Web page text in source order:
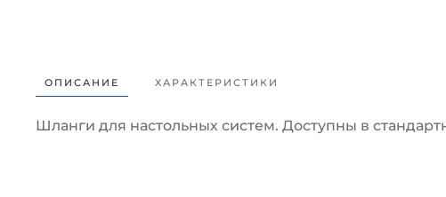
ОПИСАНИЕ ХАРАКТЕРИСТИКИ
Шланги для настольных систем. Доступны в